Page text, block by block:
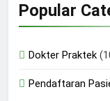
Popular
Dokter Praktek
Pendaftaran